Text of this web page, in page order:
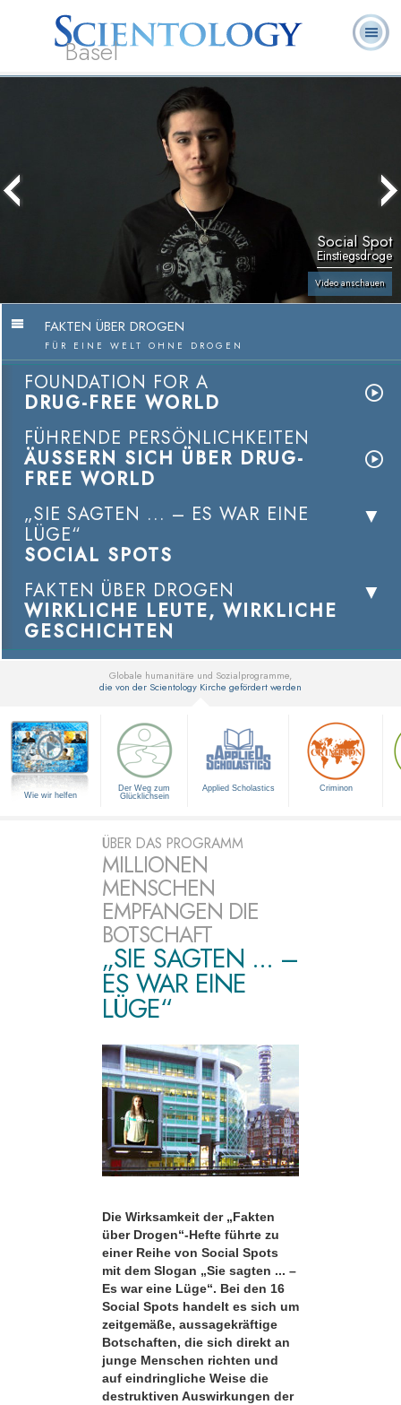
Basel
Scientology?
Ehrenamtliche
Geistliche
Social Spot
Einstiegsdroge
Video anschauen
FAKTEN ÜBER DROGEN
FÜR EINE WELT OHNE DROGEN
FOUNDATION FOR A
DRUG-FREE WORLD
FÜHRENDE PERSÖNLICHKEITEN
ÄUSSERN SICH ÜBER DRUG-
FREE WORLD
„SIE SAGTEN ... – ES WAR EINE
LÜGE“
SOCIAL SPOTS
FAKTEN ÜBER DROGEN
WIRKLICHE LEUTE, WIRKLICHE
GESCHICHTEN
Globale humanitäre und Sozialprogramme,
die von der Scientology Kirche gefördert werden
Wie wir helfen
Der Weg zum
Glücklichsein
Applied Scholastics Criminon
ÜBER DAS PROGRAMM
MILLIONEN
MENSCHEN
EMPFANGEN DIE
BOTSCHAFT
„SIE SAGTEN ... –
ES WAR EINE
LÜGE“
Die Wirksamkeit der „Fakten
über Drogen“-Hefte führte zu
einer Reihe von Social Spots
mit dem Slogan „Sie sagten ... –
Es war eine Lüge“. Bei den 16
Social Spots handelt es sich um
zeitgemäße, aussagekräftige
Botschaften, die sich direkt an
junge Menschen richten und
auf eindringliche Weise die
destruktiven Auswirkungen der